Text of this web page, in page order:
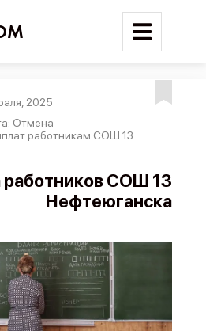
Войти
Новости
конфликты
Отчеты
публикацию
2025
Отмена
работникам СОШ 13
СОШ 13
Нефтеюганска